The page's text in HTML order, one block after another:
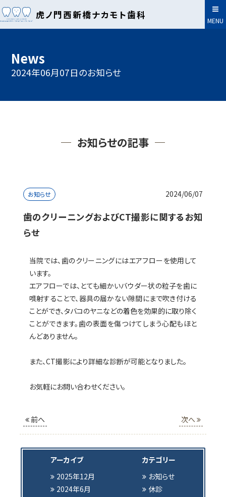
虎ノ門西新橋ナカモト歯科
MENU
News
2024年06月07日のお知らせ
お知らせの記事
歯のクリーニングおよびCT撮影に関するお知
らせ
お知らせ 2024/06/07
当院では、歯のクリーニングにはエアフローを使用して
います。
エアフローでは、 とても細かいバウダー状の粒子を歯に
噴射することで、 器具の届かない隙間にまで吹き付ける
ことができ、タバコのヤニなどの着色を効果的に取り除く
ことができます。歯の表面を傷つけてしまう心配もほと
んどありません。
また、CT撮影により詳細な診断が可能となりました。
お気軽にお問い合わせください。
前へ 次へ
アーカイブ
2025年12月
2024年6月
カテゴリー
お知らせ
休診
HOME
歯科医師紹介
院内紹介
アクセス